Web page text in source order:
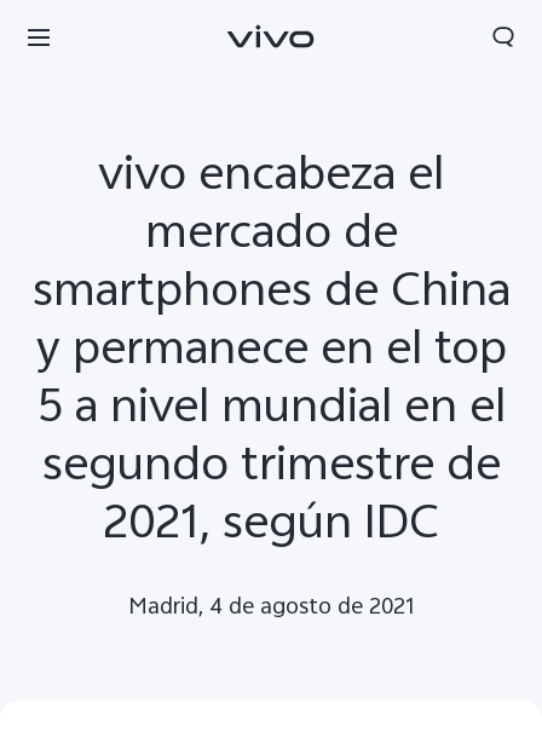
España | Seleccione país/región
vivo encabeza el
mercado de
smartphones de China
y permanece en el top
5 a nivel mundial en el
segundo trimestre de
2021, según IDC
Madrid, 4 de agosto de 2021